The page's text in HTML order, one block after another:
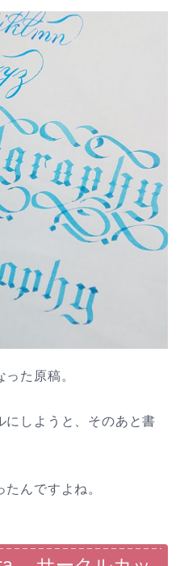
た原稿。
にしようと、そのあと書
んですよね。